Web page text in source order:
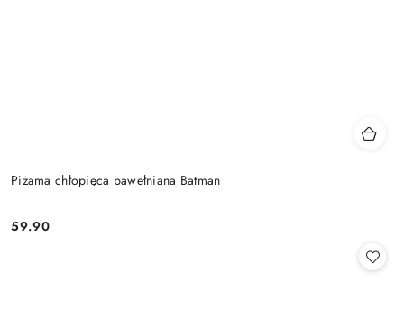
Piżama chłopięca bawełniana Batman
Cena:
59.90